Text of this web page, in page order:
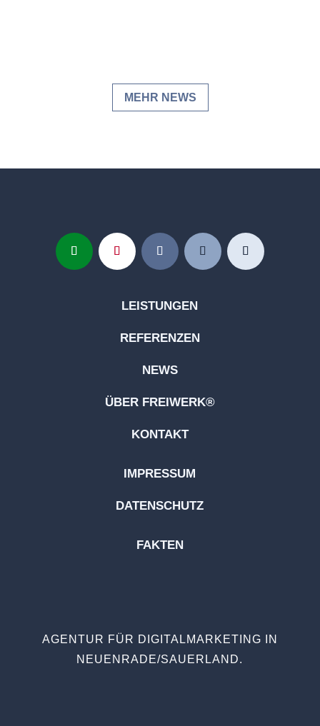
MEHR NEWS
LEISTUNGEN
REFERENZEN
NEWS
ÜBER FREIWERK®
KONTAKT
IMPRESSUM
DATENSCHUTZ
FAKTEN
AGENTUR FÜR DIGITALMARKETING IN
NEUENRADE/SAUERLAND.